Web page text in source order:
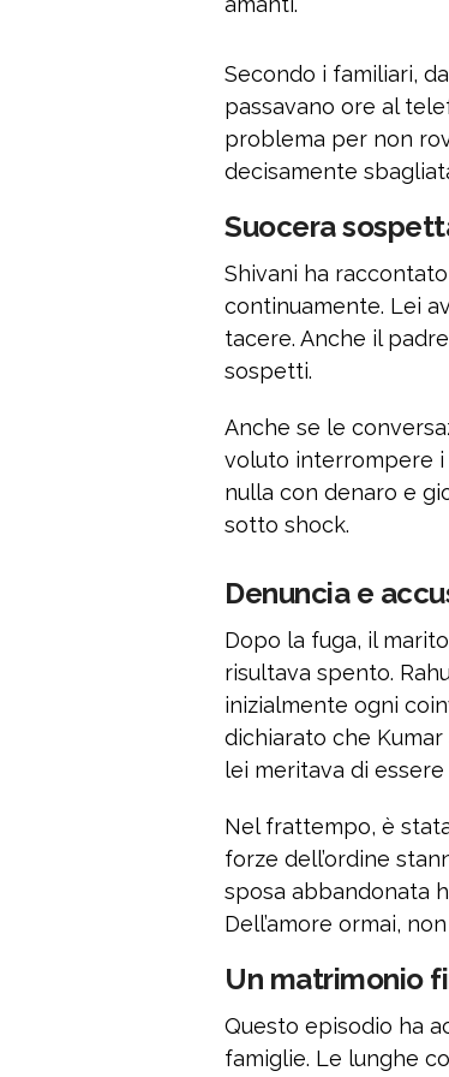
Secondo i familiari,
passavano ore al
problema per non
decisamente
Suocera
Shivani ha
continuamente. Lei
tacere. Anche il
sospetti.
Anche se le
voluto interrompere i
nulla con denaro e
sotto shock.
Denuncia e
Dopo la fuga, il
risultava spento.
inizialmente ogni
dichiarato che
lei meritava di
Nel frattempo, è
forze dell’ordine
sposa abbandonata
Dell’amore ormai,
Un matrimonio
Questo episodio ha
famiglie. Le lunghe